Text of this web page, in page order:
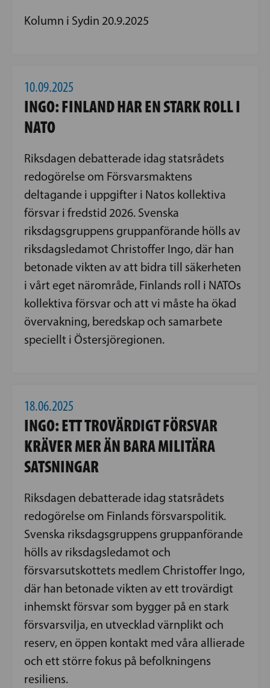
Kolumn i Sydin 20.9.2025
10.09.2025
INGO: FINLAND HAR EN STARK ROLL I
NATO
Riksdagen debatterade idag statsrådets
redogörelse om Försvarsmaktens
deltagande i uppgifter i Natos kollektiva
försvar i fredstid 2026. Svenska
riksdagsgruppens gruppanförande hölls av
riksdagsledamot Christoffer Ingo, där han
betonade vikten av att bidra till säkerheten
i vårt eget närområde, Finlands roll i NATOs
kollektiva försvar och att vi måste ha ökad
övervakning, beredskap och samarbete
speciellt i Östersjöregionen.
18.06.2025
INGO: ETT TROVÄRDIGT FÖRSVAR
KRÄVER MER ÄN BARA MILITÄRA
SATSNINGAR
Riksdagen debatterade idag statsrådets
redogörelse om Finlands försvarspolitik.
Svenska riksdagsgruppens gruppanförande
hölls av riksdagsledamot och
försvarsutskottets medlem Christoffer Ingo,
där han betonade vikten av ett trovärdigt
inhemskt försvar som bygger på en stark
försvarsvilja, en utvecklad värnplikt och
reserv, en öppen kontakt med våra allierade
och ett större fokus på befolkningens
resiliens.